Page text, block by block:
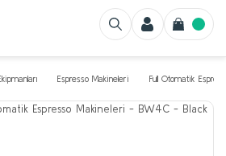
Espresso Makineleri Full Otomatik